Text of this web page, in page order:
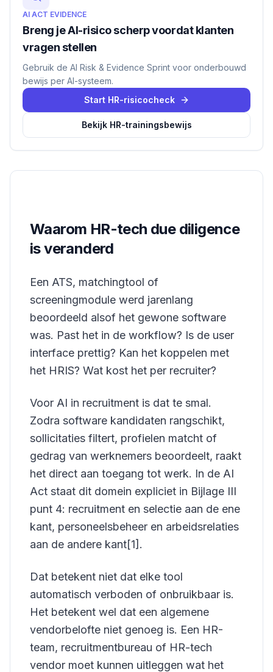
AI ACT EVIDENCE
Breng je AI-risico scherp voordat klanten
vragen stellen
Gebruik de AI Risk & Evidence Sprint voor onderbouwd
bewijs per AI-systeem.
Start HR-risicocheck
Bekijk HR-trainingsbewijs
Waarom HR-tech due diligence
is veranderd
Een ATS, matchingtool of
screeningmodule werd jarenlang
beoordeeld alsof het gewone software
was. Past het in de workflow? Is de user
interface prettig? Kan het koppelen met
het HRIS? Wat kost het per recruiter?
Voor AI in recruitment is dat te smal.
Zodra software kandidaten rangschikt,
sollicitaties filtert, profielen matcht of
gedrag van werknemers beoordeelt, raakt
het direct aan toegang tot werk. In de AI
Act staat dit domein expliciet in Bijlage III
punt 4: recruitment en selectie aan de ene
kant, personeelsbeheer en arbeidsrelaties
aan de andere kant[1].
Dat betekent niet dat elke tool
automatisch verboden of onbruikbaar is.
Het betekent wel dat een algemene
vendorbelofte niet genoeg is. Een HR-
team, recruitmentbureau of HR-tech
vendor moet kunnen uitleggen wat het